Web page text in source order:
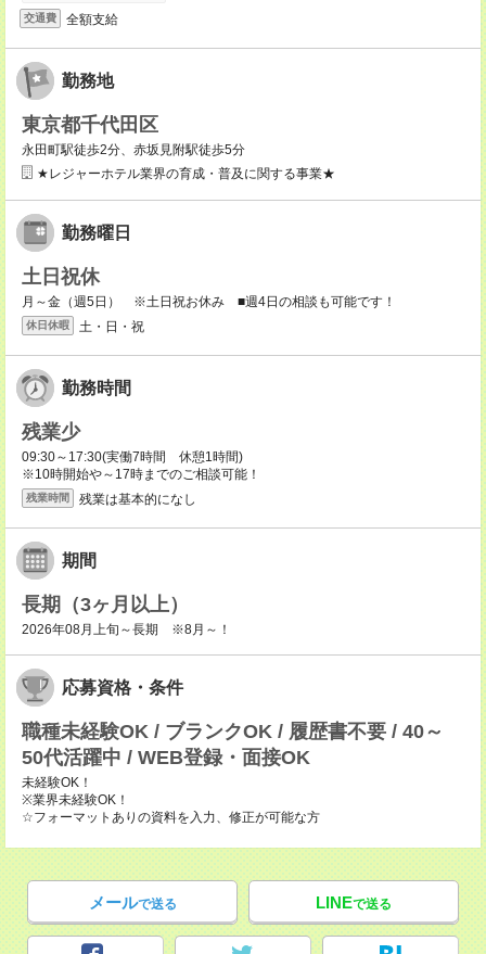
交通費 全額支給
勤務地
東京都千代田区
永田町駅徒歩2分、赤坂見附駅徒歩5分
★レジャーホテル業界の育成・普及に関する事業★
勤務曜日
土日祝休
月～金（週5日） ※土日祝お休み ■週4日の相談も可能です！
休日休暇 土・日・祝
勤務時間
残業少
09:30～17:30(実働7時間 休憩1時間)
※10時開始や～17時までのご相談可能！
残業時間 残業は基本的になし
期間
長期（3ヶ月以上）
2026年08月上旬～長期 ※8月～！
応募資格・条件
職種未経験OK / ブランクOK / 履歴書不要 / 40～
50代活躍中 / WEB登録・面接OK
未経験OK！
※業界未経験OK！
☆フォーマットありの資料を入力、修正が可能な方
メールで送る LINEで送る